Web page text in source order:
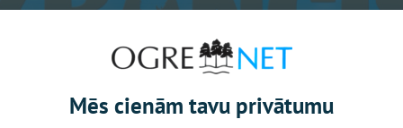
Mēs cienām tavu privātumu